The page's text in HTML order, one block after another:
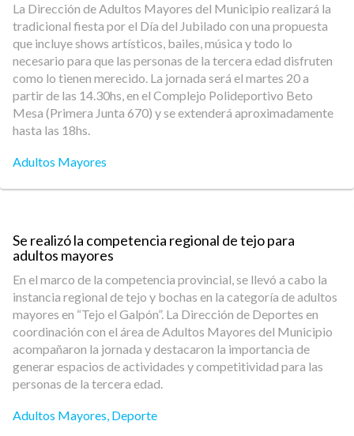
La Dirección de Adultos Mayores del Municipio realizará la
tradicional fiesta por el Día del Jubilado con una propuesta
que incluye shows artísticos, bailes, música y todo lo
necesario para que las personas de la tercera edad disfruten
como lo tienen merecido. La jornada será el martes 20 a
partir de las 14.30hs, en el Complejo Polideportivo Beto
Mesa (Primera Junta 670) y se extenderá aproximadamente
hasta las 18hs.
Adultos Mayores
Se realizó la competencia regional de tejo para
adultos mayores
En el marco de la competencia provincial, se llevó a cabo la
instancia regional de tejo y bochas en la categoría de adultos
mayores en “Tejo el Galpón”. La Dirección de Deportes en
coordinación con el área de Adultos Mayores del Municipio
acompañaron la jornada y destacaron la importancia de
generar espacios de actividades y competitividad para las
personas de la tercera edad.
Adultos Mayores, Deporte